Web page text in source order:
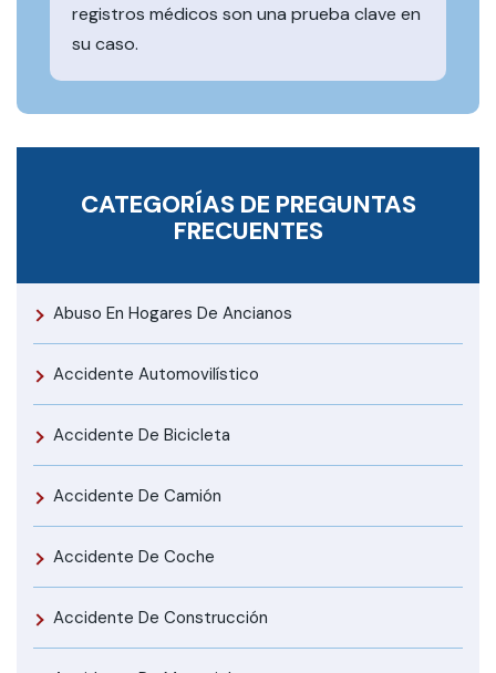
registros médicos son una prueba clave en
su caso.
CATEGORÍAS DE PREGUNTAS
FRECUENTES
Abuso En Hogares De Ancianos
Accidente Automovilístico
Accidente De Bicicleta
Accidente De Camión
Accidente De Coche
Accidente De Construcción